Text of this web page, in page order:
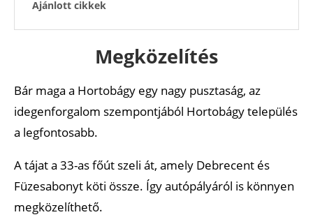
Ajánlott cikkek
Megközelítés
Bár maga a Hortobágy egy nagy pusztaság, az
idegenforgalom szempontjából Hortobágy település
a legfontosabb.
A tájat a 33-as főút szeli át, amely Debrecent és
Füzesabonyt köti össze. Így autópályáról is könnyen
megközelíthető.